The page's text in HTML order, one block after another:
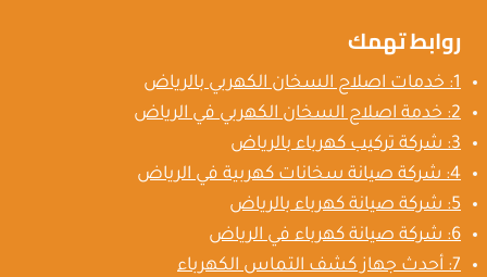
روابط تهمك
1: خدمات اصلاح السخان الكهربي بالرياض
2: خدمة اصلاح السخان الكهربي في الرياض
3: شركة تركيب كهرباء بالرياض
4: شركة صيانة سخانات كهربية في الرياض
5: شركة صيانة كهرباء بالرياض
6: شركة صيانة كهرباء في الرياض
7: أحدث جهاز كشف التماس الكهرباء